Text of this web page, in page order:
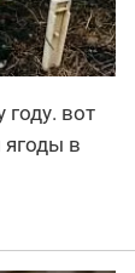
вот
ягоды в